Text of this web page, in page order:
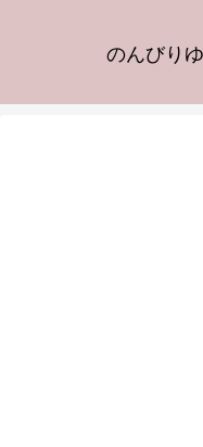
のんびり